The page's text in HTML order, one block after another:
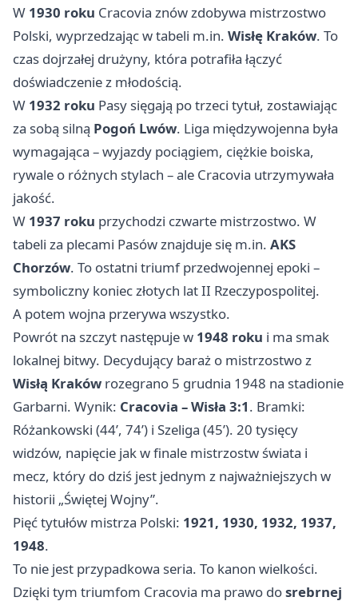
W 1930 roku Cracovia znów zdobywa mistrzostwo
Polski, wyprzedzając w tabeli m.in. Wisłę Kraków. To
czas dojrzałej drużyny, która potrafiła łączyć
doświadczenie z młodością.
W 1932 roku Pasy sięgają po trzeci tytuł, zostawiając
za sobą silną Pogoń Lwów. Liga międzywojenna była
wymagająca – wyjazdy pociągiem, ciężkie boiska,
rywale o różnych stylach – ale Cracovia utrzymywała
jakość.
W 1937 roku przychodzi czwarte mistrzostwo. W
tabeli za plecami Pasów znajduje się m.in. AKS
Chorzów. To ostatni triumf przedwojennej epoki –
symboliczny koniec złotych lat II Rzeczypospolitej.
A potem wojna przerywa wszystko.
Powrót na szczyt następuje w 1948 roku i ma smak
lokalnej bitwy. Decydujący baraż o mistrzostwo z
Wisłą Kraków rozegrano 5 grudnia 1948 na stadionie
Garbarni. Wynik: Cracovia – Wisła 3:1. Bramki:
Różankowski (44’, 74’) i Szeliga (45’). 20 tysięcy
widzów, napięcie jak w finale mistrzostw świata i
mecz, który do dziś jest jednym z najważniejszych w
historii „Świętej Wojny”.
Pięć tytułów mistrza Polski: 1921, 1930, 1932, 1937,
1948.
To nie jest przypadkowa seria. To kanon wielkości.
Dzięki tym triumfom Cracovia ma prawo dosrebrnej